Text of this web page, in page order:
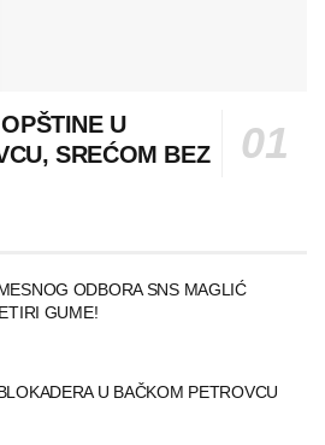
U
SREĆOM BEZ
ODBORA SNS MAGLIĆ
GUME!
U BAČKOM PETROVCU